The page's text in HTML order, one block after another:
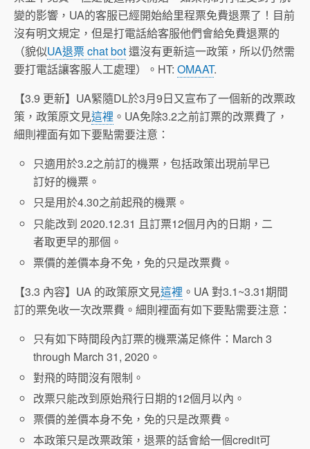
變的影響，UA的客服已經開始給里程票免費退票了！目前
沒有明文規定，但是打電話給客服他們會給免費退票的
（貌似UA退票 chat bot還沒有更新這一政策，所以仍然需
要打電話讓客服人工處理）。HT: OMAAT.
【3.9 更新】UA緊隨DL於3月9日又宣布了一個新的改票政
策，政策原文見這裡 。UA免除3.2之前訂票的改票費了，
細則裡面有如下要點需要注意：
只適用於3.2之前訂的機票，包括政策出現前早已
訂好的機票。
只是用於4.30之前起飛的機票。
只能改到 2020.12.31 且訂票12個月內的日期，二
者取更早的那個。
票價的差價本身不免，免的只是改票費。
【3.3 內容】UA 的政策原文見這裡 。UA 對3.1~3.31期間
訂的票免收一次改票費。細則裡面有如下要點需要注意：
只有如下時間段內訂票的機票滿足條件：March 3
through March 31, 2020。
對飛的時間沒有限制。
改票只能改到原始飛行日期的12個月以內。
票價的差價本身不免，免的只是改票費。
本政策只是改票政策，退票的話會給一個credit可